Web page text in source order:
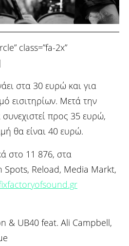
class=”fa-2x”
στα 30 ευρώ και για
εισιτηρίων. Μετά την
προς 35 ευρώ,
θα είναι 40 ευρώ.
στο 11 876, στα
Spots, Reload, Media Markt,
& UB40 feat. Ali Campbell,